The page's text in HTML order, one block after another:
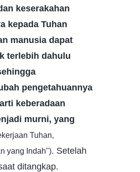
keserakahan
kepada Tuhan
manusia dapat
terlebih dahulu
pengetahuannya
keberadaan
murni, yang
Tuhan,
yang Indah"). Setelah
ditangkap.